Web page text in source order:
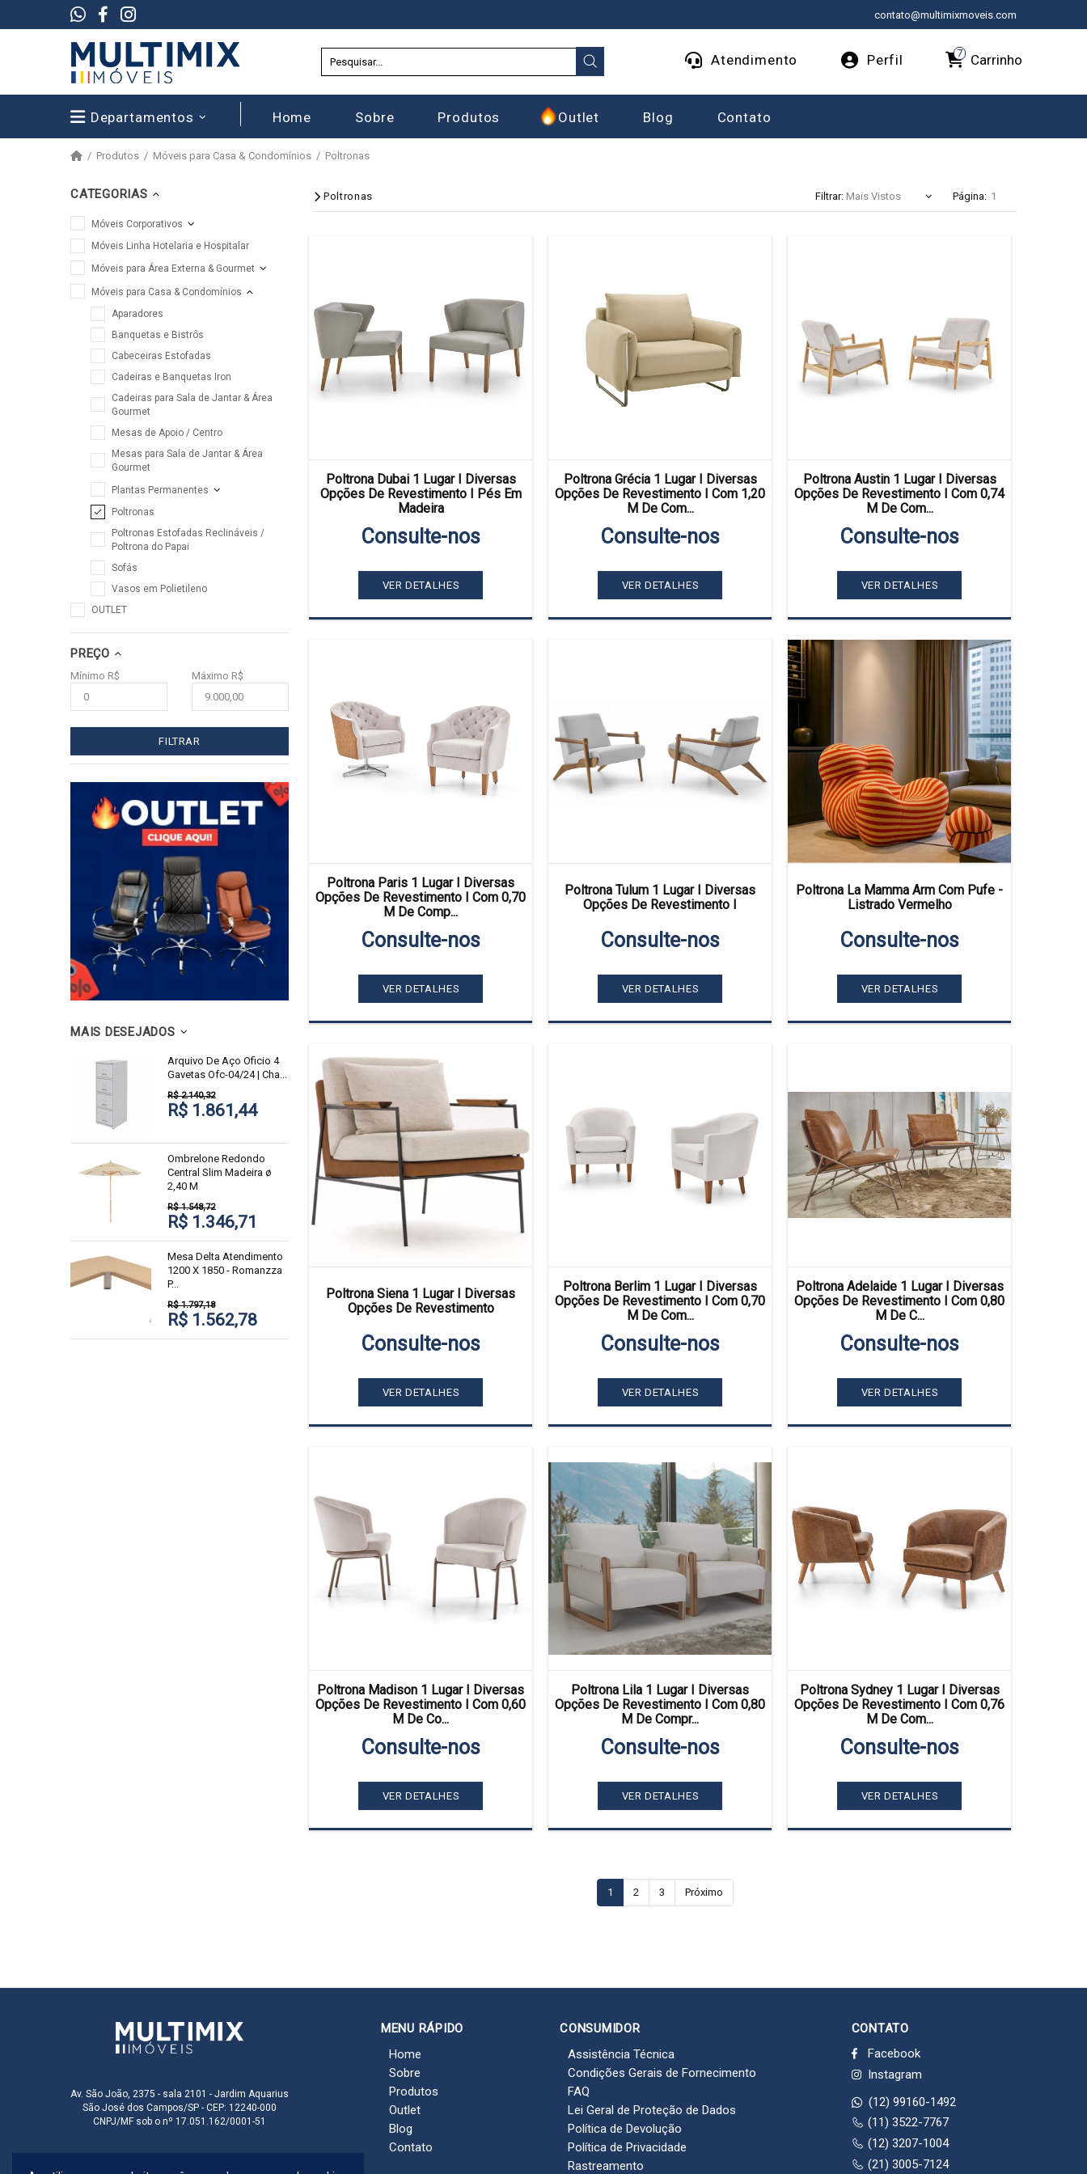
contato@multimixmoveis.com
Atendimento Perfil Carrinho
7
Departamentos Home Sobre Produtos Outlet Blog Contato
Produtos Móveis para Casa & Condomínios Poltronas
CATEGORIAS
Móveis Corporativos
Móveis Linha Hotelaria e Hospitalar
Móveis para Área Externa & Gourmet
Móveis para Casa & Condomínios
Aparadores
Banquetas e Bistrôs
Cabeceiras Estofadas
Cadeiras e Banquetas Iron
Cadeiras para Sala de Jantar & Área
Gourmet
Mesas de Apoio / Centro
Mesas para Sala de Jantar & Área
Gourmet
Plantas Permanentes
Poltronas
Poltronas Estofadas Reclináveis /
Poltrona do Papai
Sofás
Vasos em Polietileno
OUTLET
PREÇO
Mínimo R$ Máximo R$
FILTRAR
MAIS DESEJADOS
Arquivo De Aço Oficio 4
Gavetas Ofc-04/24 | Cha...
R$ 2.140,32
R$ 1.861,44
Ombrelone Redondo
Central Slim Madeira ø
2,40 M
R$ 1.548,72
R$ 1.346,71
Mesa Delta Atendimento
1200 X 1850 - Romanzza
P...
R$ 1.797,18
R$ 1.562,78
Poltronas Filtrar: Página:
Poltrona Dubai 1 Lugar I Diversas
Opções De Revestimento I Pés Em
Madeira
Consulte-nos
VER DETALHES
Poltrona Grécia 1 Lugar I Diversas
Opções De Revestimento I Com 1,20
M De Com...
Consulte-nos
VER DETALHES
Poltrona Austin 1 Lugar I Diversas
Opções De Revestimento I Com 0,74
M De Com...
Consulte-nos
VER DETALHES
Poltrona Paris 1 Lugar I Diversas
Opções De Revestimento I Com 0,70
M De Comp...
Consulte-nos
VER DETALHES
Poltrona Tulum 1 Lugar I Diversas
Opções De Revestimento I
Consulte-nos
VER DETALHES
Poltrona La Mamma Arm Com Pufe -
Listrado Vermelho
Consulte-nos
VER DETALHES
Poltrona Siena 1 Lugar I Diversas
Opções De Revestimento
Consulte-nos
VER DETALHES
Poltrona Berlim 1 Lugar I Diversas
Opções De Revestimento I Com 0,70
M De Com...
Consulte-nos
VER DETALHES
Poltrona Adelaide 1 Lugar I Diversas
Opções De Revestimento I Com 0,80
M De C...
Consulte-nos
VER DETALHES
Poltrona Madison 1 Lugar I Diversas
Opções De Revestimento I Com 0,60
M De Co...
Consulte-nos
VER DETALHES
Poltrona Lila 1 Lugar I Diversas
Opções De Revestimento I Com 0,80
M De Compr...
Consulte-nos
VER DETALHES
Poltrona Sydney 1 Lugar I Diversas
Opções De Revestimento I Com 0,76
M De Com...
Consulte-nos
VER DETALHES
1 2 3 Próximo
Av. São João, 2375 - sala 2101 - Jardim Aquarius
São José dos Campos/SP - CEP: 12240-000
CNPJ/MF sob o nº 17.051.162/0001-51
MENU RÁPIDO
Home
Sobre
Produtos
Outlet
Blog
Contato
CONSUMIDOR
Assistência Técnica
Condições Gerais de Fornecimento
FAQ
Lei Geral de Proteção de Dados
Política de Devolução
Política de Privacidade
Rastreamento
CONTATO
Facebook
Instagram
(12) 99160-1492
(11) 3522-7767
(12) 3207-1004
(21) 3005-7124